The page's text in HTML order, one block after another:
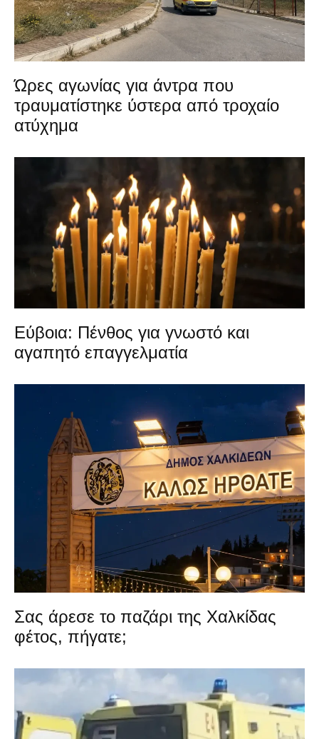
Ώρες αγωνίας για άντρα που
τραυματίστηκε ύστερα από τροχαίο
ατύχημα
Εύβοια: Πένθος για γνωστό και
αγαπητό επαγγελματία
Σας άρεσε το παζάρι της Χαλκίδας
φέτος, πήγατε;